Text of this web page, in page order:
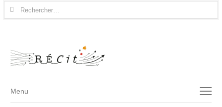
Rechercher :
Menu
Menu